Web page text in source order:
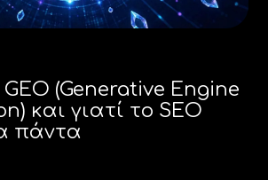
GEO (Generative Engine
και γιατί το SEO
πάντα